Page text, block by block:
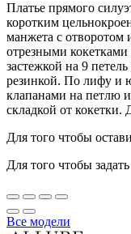
Платье прямого
коротким
манжета с отворотом
отрезными
застежкой на 9
резинкой. По лифу и
клапанами на петлю
складкой от
Для того чтобы
Для того чтобы
Все модели